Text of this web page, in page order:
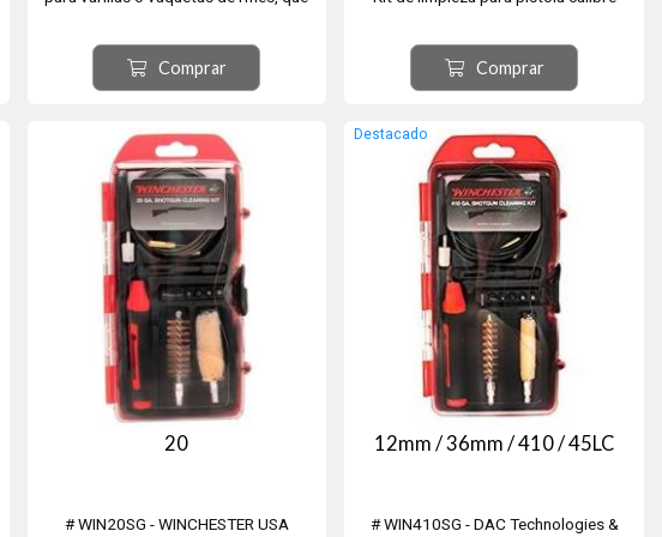
trapeador y un cepillo tornado en
calibre .22.
Comprar
piezas. Incluye: Mango multifunción +
cepillos de bronce + mop + tip plástico
pasa-trapo + baqueta en 2 tramos +
de limpieza descartables y 6 ...
Comprar
20
# WIN20SG - WINCHESTER USA
Destacado
12mm / 36mm / 410 / 45LC
# WIN410SG - DAC Technologies &